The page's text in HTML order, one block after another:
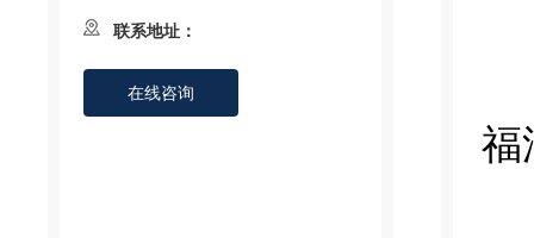
联系地址：
在线咨询
福